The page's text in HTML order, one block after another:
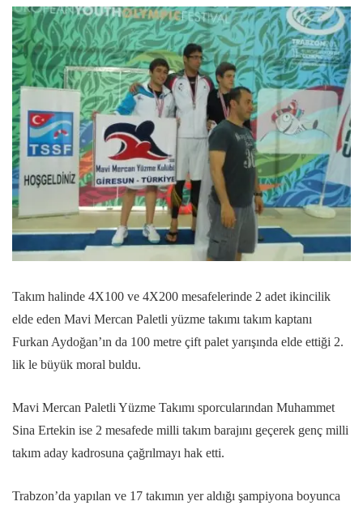
Takım halinde 4X100 ve 4X200 mesafelerinde 2 adet ikincilik
elde eden Mavi Mercan Paletli yüzme takımı takım kaptanı
Furkan Aydoğan’ın da 100 metre çift palet yarışında elde ettiği 2.
lik le büyük moral buldu.
Mavi Mercan Paletli Yüzme Takımı sporcularından Muhammet
Sina Ertekin ise 2 mesafede milli takım barajını geçerek genç milli
takım aday kadrosuna çağrılmayı hak etti.
Trabzon’da yapılan ve 17 takımın yer aldığı şampiyona boyunca